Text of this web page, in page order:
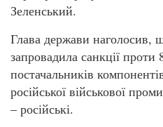
Зеленський.
Глава держави наголосив,
запровадила санкції проти
постачальників
російської військової
– російські.